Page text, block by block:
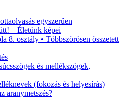
egyszerűen
– Életünk képei
8. osztály • Többszörösen összetett
és mellékszögek,
(fokozás és helyesírás)
aranymetszés?